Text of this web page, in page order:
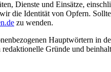
Dienste und Einsätze,
die Identität von Opfern.
zu wenden.
Hauptwörtern
Gründe und